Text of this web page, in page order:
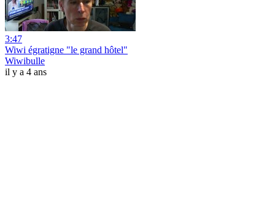
3:47
Wiwi égratigne "le grand hôtel"
Wiwibulle
il y a 4 ans